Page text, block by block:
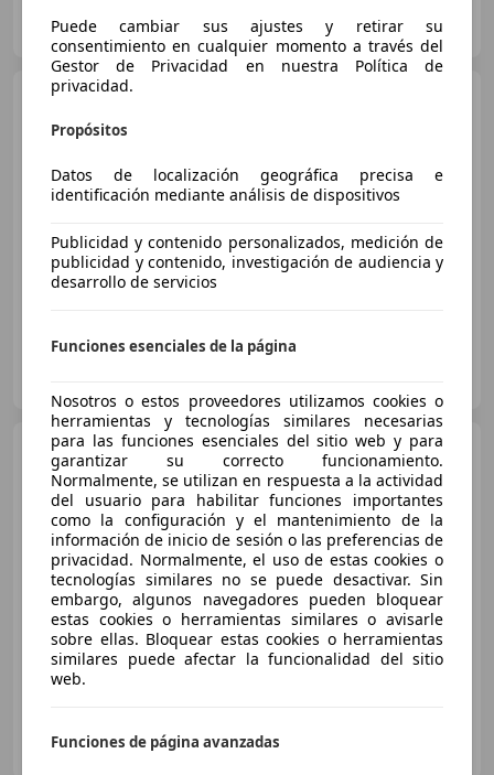
ES-41001 SEVILLA
€ 7.677
06/2017 148.017 km Gasolina 102 kW (139 CV)
Opel Mokka1.4 Turbo
Selective Start/Stop
€ 9.618
Súperoferta
07/2017 90.385 km Gasolina 103 kW (140 CV)
AUTOHERO BARCELONA
ES-08903 SANT ADRIÀ DE BESÒS
Puede cambiar sus ajustes y retirar su
consentimiento en cualquier momento a través del
Gestor de Privacidad en nuestra Política de
privacidad.
Propósitos
Datos de localización geográfica precisa e
identificación mediante análisis de dispositivos
Publicidad y contenido personalizados, medición de
publicidad y contenido, investigación de audiencia y
desarrollo de servicios
Funciones esenciales de la página
Nosotros o estos proveedores utilizamos cookies o
herramientas y tecnologías similares necesarias
para las funciones esenciales del sitio web y para
garantizar su correcto funcionamiento.
Normalmente, se utilizan en respuesta a la actividad
del usuario para habilitar funciones importantes
como la configuración y el mantenimiento de la
información de inicio de sesión o las preferencias de
privacidad. Normalmente, el uso de estas cookies o
tecnologías similares no se puede desactivar. Sin
embargo, algunos navegadores pueden bloquear
estas cookies o herramientas similares o avisarle
sobre ellas. Bloquear estas cookies o herramientas
similares puede afectar la funcionalidad del sitio
web.
Funciones de página avanzadas